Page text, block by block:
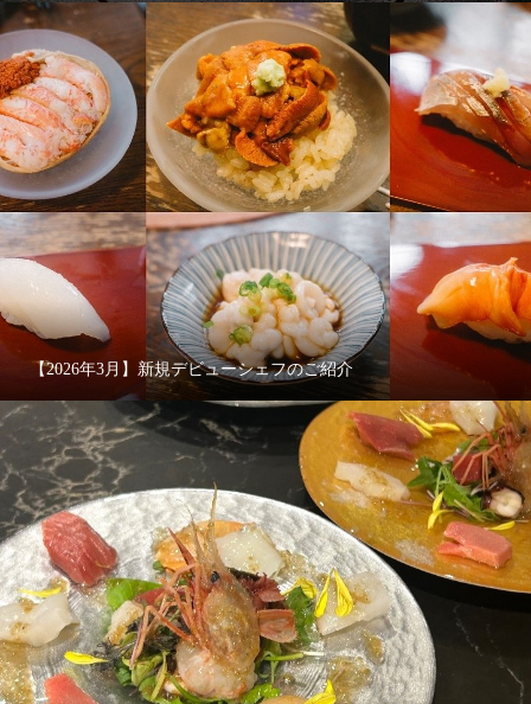
【2026年3月】新規デビューシェフのご紹介